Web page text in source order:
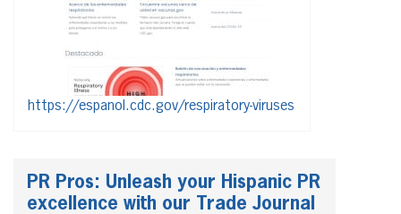
https://espanol.cdc.gov/respiratory-viruses
PR Pros: Unleash your Hispanic PR
excellence with our Trade Journal